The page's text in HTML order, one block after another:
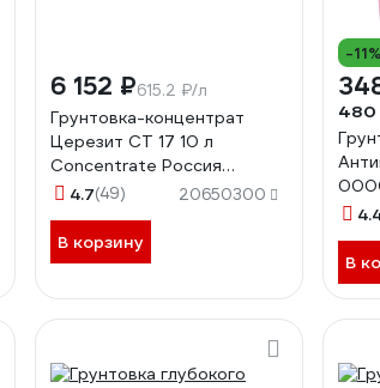
6 152 ₽615.2 ₽/л
Грунтовка-концентрат
Церезит CT 17 10 л
Concentrate Россия
2142162
4.7(49) 20650300
В корзину
-
480
В